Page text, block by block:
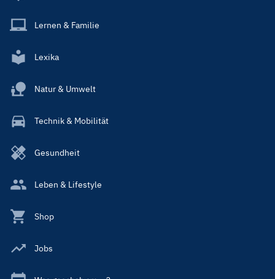
Lernen & Familie
Lexika
Natur & Umwelt
Technik & Mobilität
Gesundheit
Leben & Lifestyle
Shop
Jobs